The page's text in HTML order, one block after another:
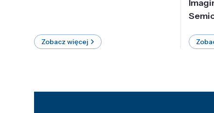
Zobacz więcej